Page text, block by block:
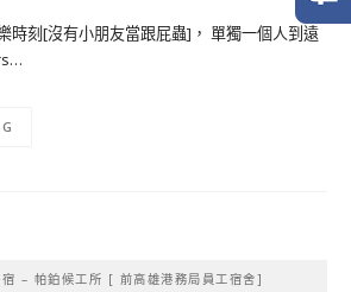
時刻[沒有小朋友當跟屁蟲]， 單獨一個人到遠
– 帕鉑候工所 [ 前高雄港務局員工宿舍]